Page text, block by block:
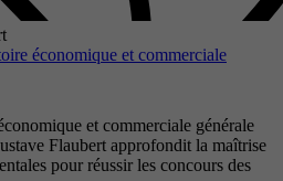
économique et commerciale
et commerciale générale
Flaubert approfondit la maîtrise
pour réussir les concours des